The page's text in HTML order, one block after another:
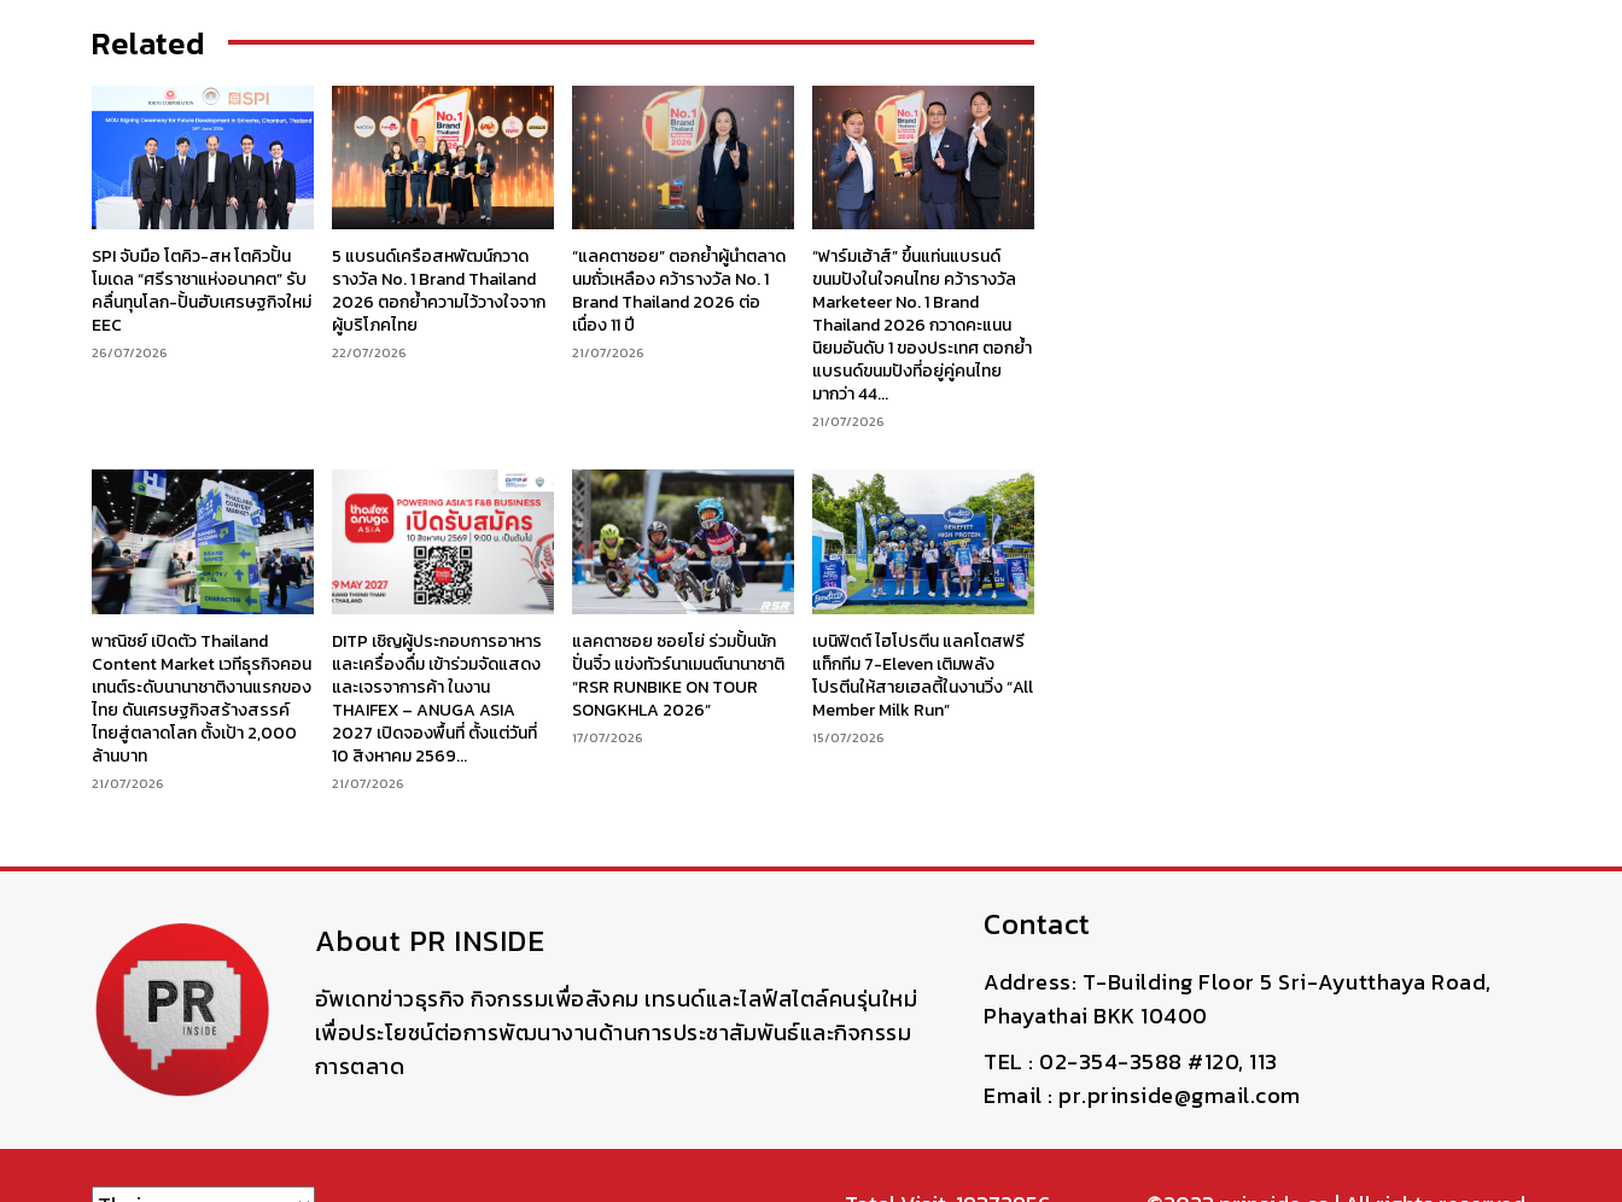
Related
SPI จับมือ โตคิว-สห โตคิวปั้น
โมเดล “ศรีราชาแห่งอนาคต” รับ
คลื่นทุนโลก-ปั้นฮับเศรษฐกิจใหม่
EEC
26/07/2026
5 แบรนด์เครือสหพัฒน์กวาด
รางวัล No. 1 Brand Thailand
2026 ตอกย้ำความไว้วางใจจาก
ผู้บริโภคไทย
22/07/2026
“แลคตาซอย” ตอกย้ำผู้นำตลาด
นมถั่วเหลือง คว้ารางวัล No. 1
Brand Thailand 2026 ต่อ
เนื่อง 11 ปี
21/07/2026
“ฟาร์มเฮ้าส์” ขึ้นแท่นแบรนด์
ขนมปังในใจคนไทย คว้ารางวัล
Marketeer No. 1 Brand
Thailand 2026 กวาดคะแนน
นิยมอันดับ 1 ของประเทศ ตอกย้ำ
แบรนด์ขนมปังที่อยู่คู่คนไทย
มากว่า 44...
21/07/2026
พาณิชย์ เปิดตัว Thailand
Content Market เวทีธุรกิจคอน
เทนต์ระดับนานาชาติงานแรกของ
ไทย ดันเศรษฐกิจสร้างสรรค์
ไทยสู่ตลาดโลก ตั้งเป้า 2,000
ล้านบาท
21/07/2026
DITP เชิญผู้ประกอบการอาหาร
และเครื่องดื่ม เข้าร่วมจัดแสดง
และเจรจาการค้า ในงาน
THAIFEX – ANUGA ASIA
2027 เปิดจองพื้นที่ ตั้งแต่วันที่
10 สิงหาคม 2569...
21/07/2026
แลคตาซอย ซอยโย่ ร่วมปั้นนัก
ปั่นจิ๋ว แข่งทัวร์นาเมนต์นานาชาติ
“RSR RUNBIKE ON TOUR
SONGKHLA 2026”
17/07/2026
เบนิฟิตต์ ไฮโปรตีน แลคโตสฟรี
แท็กทีม 7-Eleven เติมพลัง
โปรตีนให้สายเฮลตี้ในงานวิ่ง “All
Member Milk Run”
15/07/2026
About PR INSIDE
อัพเดทข่าวธุรกิจ กิจกรรมเพื่อสังคม เทรนด์และไลฟ์สไตล์คนรุ่นใหม่
เพื่อประโยชน์ต่อการพัฒนางานด้านการประชาสัมพันธ์และกิจกรรม
การตลาด
Contact
Address: T-Building Floor 5 Sri-Ayutthaya Road,
Phayathai BKK 10400
TEL : 02-354-3588 #120, 113
Email : pr.prinside@gmail.com